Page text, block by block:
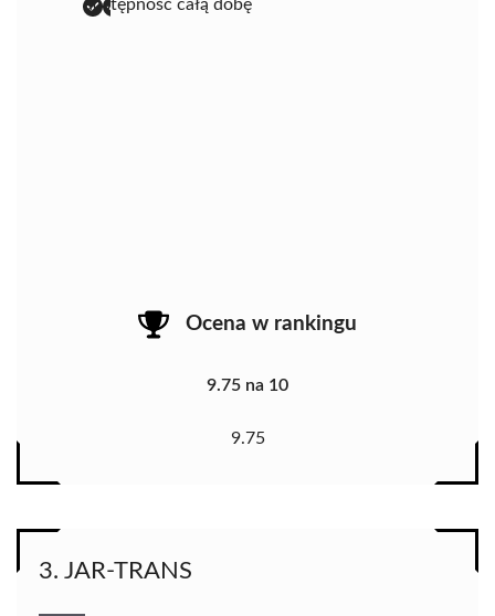
dostępność całą dobę
Ocena w rankingu
9.75 na 10
9.75
3. JAR-TRANS